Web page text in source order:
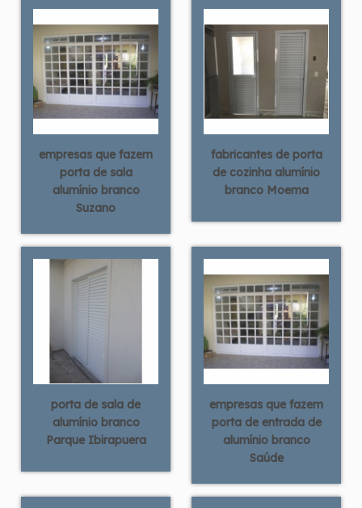
empresas que fazem
porta de sala
alumínio branco
Suzano
fabricantes de porta
de cozinha alumínio
branco Moema
porta de sala de
alumínio branco
Parque Ibirapuera
empresas que fazem
porta de entrada de
alumínio branco
Saúde